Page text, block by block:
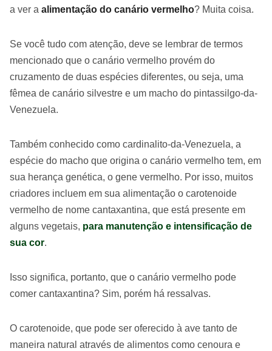
a ver a alimentação do canário vermelho? Muita coisa.
Se você tudo com atenção, deve se lembrar de termos
mencionado que o canário vermelho provém do
cruzamento de duas espécies diferentes, ou seja, uma
fêmea de canário silvestre e um macho do pintassilgo-da-
Venezuela.
Também conhecido como cardinalito-da-Venezuela, a
espécie do macho que origina o canário vermelho tem, em
sua herança genética, o gene vermelho. Por isso, muitos
criadores incluem em sua alimentação o carotenoide
vermelho de nome cantaxantina, que está presente em
alguns vegetais, para manutenção e intensificação de
sua cor.
Isso significa, portanto, que o canário vermelho pode
comer cantaxantina? Sim, porém há ressalvas.
O carotenoide, que pode ser oferecido à ave tanto de
maneira natural através de alimentos como cenoura e